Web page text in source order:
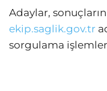
Adaylar,
ekip.saglik.gov.tr
sorgulama